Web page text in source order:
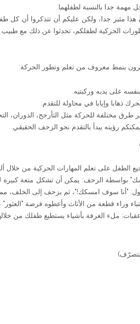
مهمة جدا بالنسبة لطفلهما.
مثير جدا، ولكن عليكم أن تتذكروا أن كل
الحركية لطفلكم، تحدثوا عن ذلك مع طبيب
بنمط معروف من تعلم وتطور الحركة:
على يديه وركبتيه.
ذهابا وإيابا في محاولة للتقدم.
طرق مختلفة للحركة مثل التأرجح، الدوران،
رؤيته يبدأ بالتقدم نحو الزحف الحقيقي.
الطفل على تعلم المهارات الحركية من خلال
بواسطة الزحف: يمكن أن تشكل متعة كبيرة
"أنا سوف امسكك!"، ثم يزحف إلى الخلف،
وراء قطعة من الأثاث وأعطوه فرصة "العثور"
ملء الغرفة بأشياء يستطيع طفلك من